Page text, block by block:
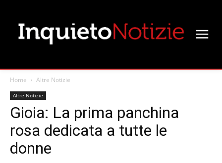
Home Altre Notizie
Altre Notizie
Gioia: La prima panchina
rosa dedicata a tutte le
donne